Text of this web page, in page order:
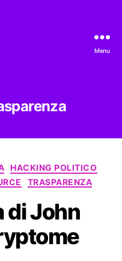
Menu
HACKING POLITICO
TRASPARENZA
di John